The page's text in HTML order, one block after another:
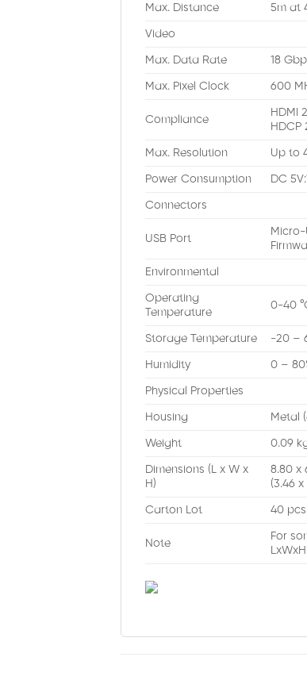
Max. Distance 5m at
Video
Max. Data Rate 18
Max. Pixel Clock 600
Compliance
HDMI
HDCP
Max. Resolution Up to
Power Consumption DC
Connectors
USB Port
Micro-
Environmental
Operating
Temperature
0-40
Storage Temperature -20 –
Humidity 0 –
Physical Properties
Housing Metal
Weight 0.09
Dimensions (L x W x
H)
8.80 x
(3.46 x
Carton Lot 40 pcs
Note
For